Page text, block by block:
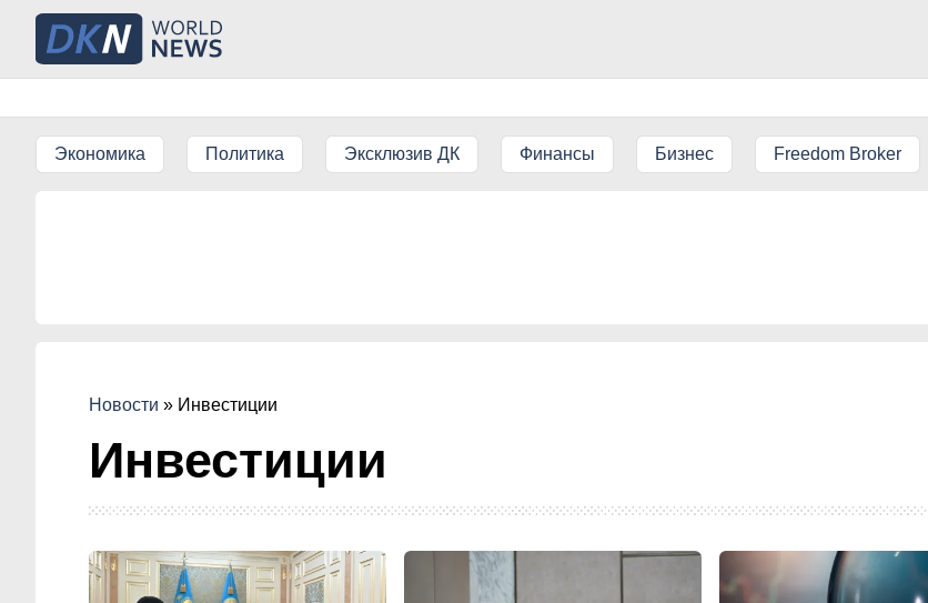
Экономика Политика Эксклюзив ДК Финансы Бизнес Freedom Broker
Новости » Инвестиции
Инвестиции